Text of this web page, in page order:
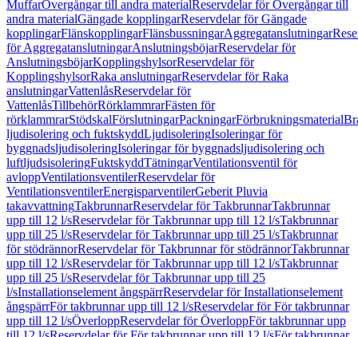
MuffarÖvergångar till andra materialReservdelar för Övergångar till
andra materialGängade kopplingarReservdelar för Gängade
kopplingarFlänskopplingarFlänsbussningarAggregatanslutningar
för AggregatanslutningarAnslutningsböjarReservdelar för
AnslutningsböjarKopplingshylsorReservdelar för
KopplingshylsorRaka anslutningarReservdelar för Raka
anslutningarVattenlåsReservdelar för
VattenlåsTillbehörRörklammrarFästen för
rörklammrarStödskalFörslutningarPackningarFörbrukningsmaterial
ljudisolering och fuktskyddLjudisoleringIsoleringar för
byggnadsljudisoleringIsoleringar för byggnadsljudisolering och
luftljudsisoleringFuktskyddTätningarVentilationsventil för
avloppVentilationsventilerReservdelar för
VentilationsventilerEnergisparventilerGeberit Pluvia
takavvattningTakbrunnarReservdelar för TakbrunnarTakbrunnar
upp till 12 l/sReservdelar för Takbrunnar upp till 12 l/sTakbrunnar
upp till 25 l/sReservdelar för Takbrunnar upp till 25 l/sTakbrunnar
för stödrännorReservdelar för Takbrunnar för stödrännorTakbrunnar
upp till 12 l/sReservdelar för Takbrunnar upp till 12 l/sTakbrunnar
upp till 25 l/sReservdelar för Takbrunnar upp till 25
l/sInstallationselement ångspärrReservdelar för Installationselement
ångspärrFör takbrunnar upp till 12 l/sReservdelar för För takbrunnar
upp till 12 l/sÖverloppReservdelar för ÖverloppFör takbrunnar upp